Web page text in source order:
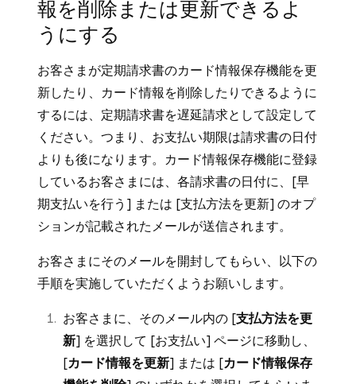
定期送信のスケジュール：定期請求書の送
信頻度を選択します。カスタム開始日、終
了日、定期請求書の支払期限日を含めるこ
とができます。
その他の請求書情報を入力します。
一通り入力が終わったら [プレビュー] で
お客さまに表示される請求書を確認し、
[下書き保存 ] または [送信] をクリックし
ます。今後の日付で開始する定期請求書を
スケジュールする場合は、[スケジュール
をクリックします。
お客さまは定期請求書を受け取ると、オン
客さまのカード情報がすでに保存されてい
る場合は、自動的に課金されます。振込ス
ケジュールに沿って加盟店さまに振り込ま
定期送信にする ] をタップします。
[定期送信
ンを選択します。
戻る矢印をタップして、その他の請求書情
報を入力します。[続行] をタップします。
コミュニケーション設定を含む請求書の詳
細を確認します。
[請求書を送信] をタップするか、[•••] を
タップして [下書きとして保存する] を選
日付にスケジュール設定する場合は、[請
求書を送信予約] をタップします。
お客さまは定期請求書を受け取ると、オンライ
ンで安全に支払いを完了できます。お客さまの
カード情報がすでに保存されている場合は、自
払い]）> [請求書 ] > [定期請求書] の順に移
動します。
える定期請求書をクリックします。
[定期請求書を編集]、[定期請求書を終
了]、または [定期請求書を表示] を選択し
ます。
有効な定期請求書を編集すると、編集内容は今
後送信されるすべての請求書に適用されます。
定期送信を終了する場合、確定すると、この定
期送信では請求書は今後送信されません。な
お、未払いの請求書は引き続き有効です。
サービスモードが有効になっているSquare
POSレジアプリまたはSquare 請求書アプリか
らの場合：
POSレジアプリを開き、[ 請求書] をタップ
します。
[ 絞り込み：すべて] をタップします。
「定期請求書」でフィルターを [有効] に
変更し、[ 保存] をタップします。
有効な定期請求書をタップします。
目、支払方法など）を編集するには、[編
集] をタップして変更を加え、[定期請求書
を更新] をタップします。
[•••] をタップして、[定期請求書を表示
または [定期請求書を終了 ] することも可
報を削除または更新できるよ
うにする
お客さまが定期請求書のカード情報保存機能を更
新したり、カード情報を削除したりできるように
するには、定期請求書を遅延請求として設定して
ください。つまり、お支払い期限は請求書の日付
よりも後になります。カード情報保存機能に登録
しているお客さまには、各請求書の日付に、[早
期支払いを行う] または [支払方法を更新] のオプ
ションが記載されたメールが送信されます。
お客さまにそのメールを開封してもらい、以下の
手順を実施していただくようお願いします。
お客さまに、そのメール内の [支払方法を更
新] を選択して [お支払い] ページに移動し、
[カード情報を更新] または [カード情報保存